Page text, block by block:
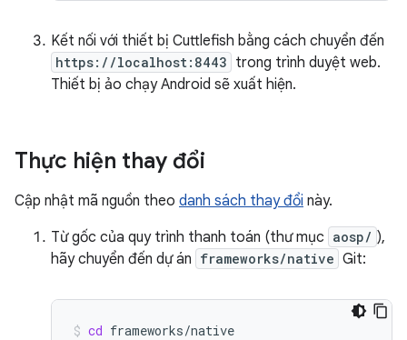
Kết nối với thiết bị Cuttlefish bằng cách chuyển đến
https://localhost:8443 trong trình duyệt web.
Thiết bị ảo chạy Android sẽ xuất hiện.
Thực hiện thay đổi
Cập nhật mã nguồn theo danh sách thay đổi này.
Từ gốc của quy trình thanh toán (thư mục aosp/ ),
hãy chuyển đến dự án frameworks/native Git:
cd frameworks/native